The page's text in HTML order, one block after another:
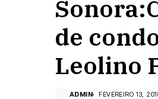
de
Leolino
ADMIN FEVEREIRO 13,